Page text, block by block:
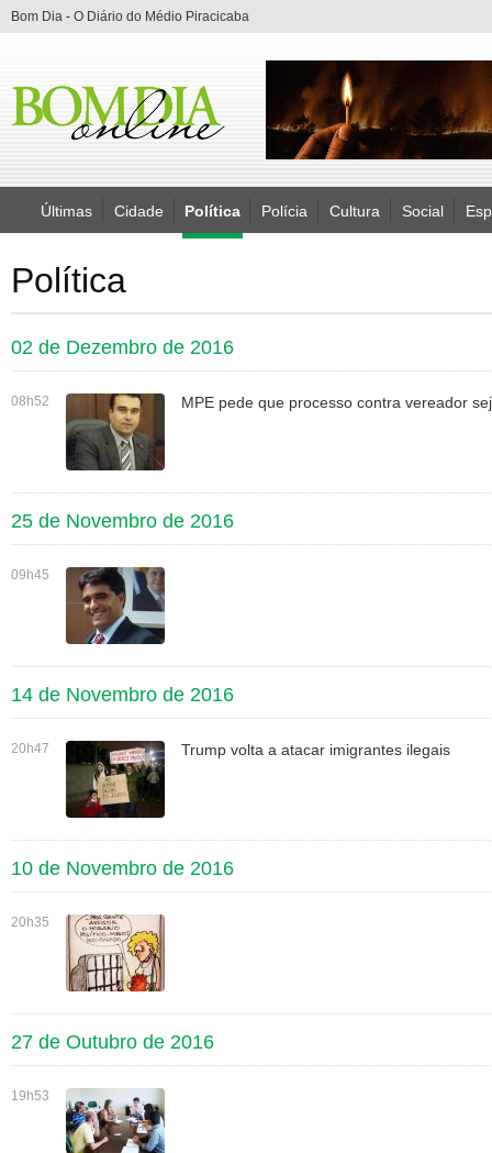
Bom Dia - O Diário do Médio Piracicaba
Últimas Cidade Política Polícia Cultura Social
Política
02 de Dezembro de 2016
08h52 MPE pede que processo contra vereador
25 de Novembro de 2016
09h45
14 de Novembro de 2016
20h47 Trump volta a atacar imigrantes ilegais
10 de Novembro de 2016
20h35
27 de Outubro de 2016
19h53